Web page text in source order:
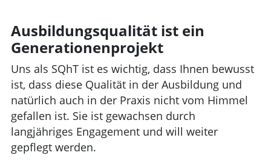
Ausbildungsqualität ist ein
Generationenprojekt
Uns als SQhT ist es wichtig, dass Ihnen bewusst
ist, dass diese Qualität in der Ausbildung und
natürlich auch in der Praxis nicht vom Himmel
gefallen ist. Sie ist gewachsen durch
langjähriges Engagement und will weiter
gepflegt werden.